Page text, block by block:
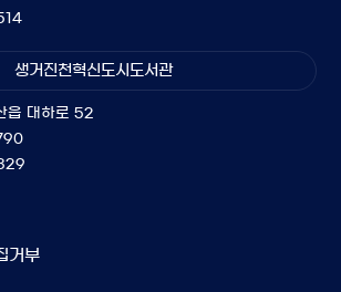
생거진천혁신도시도서관
읍 대하로 52
거부